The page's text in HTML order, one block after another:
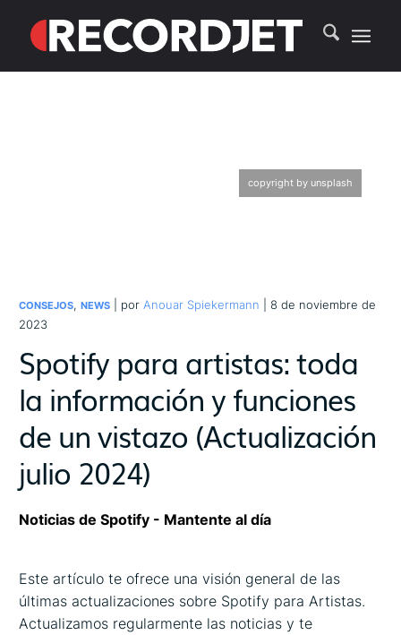
copyright by unsplash
CONSEJOS,NEWS | por Anouar Spiekermann | 8 de noviembre de
2023
Spotify para artistas: toda
la información y funciones
de un vistazo (Actualización
julio 2024)
Noticias de Spotify - Mantente al día
Este artículo te ofrece una visión general de las
últimas actualizaciones sobre Spotify para Artistas.
Actualizamos regularmente las noticias y te